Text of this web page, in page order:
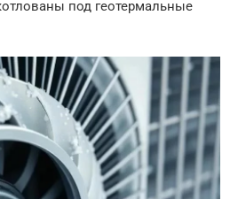
под геотермальные